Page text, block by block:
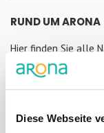
Diese Webseite
RUND UM ARONA
Hier finden Sie alle
die ARONA Klinik.